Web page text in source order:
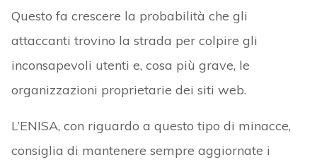
Questo fa crescere la probabilità che gli
attaccanti trovino la strada per colpire gli
inconsapevoli utenti e, cosa più grave, le
organizzazioni proprietarie dei siti web.
L’ENISA, con riguardo a questo tipo di minacce,
consiglia di mantenere sempre aggiornate i